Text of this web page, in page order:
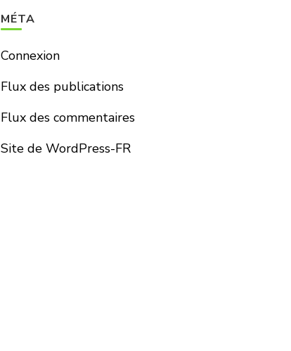
MÉTA
Connexion
Flux des publications
Flux des commentaires
Site de WordPress-FR